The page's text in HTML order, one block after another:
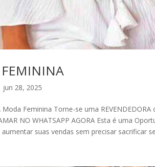
jun 28, 2025
Feminina Torne-se uma REVENDEDORA
NO WHATSAPP AGORA Esta é uma
suas vendas sem precisar sacrificar